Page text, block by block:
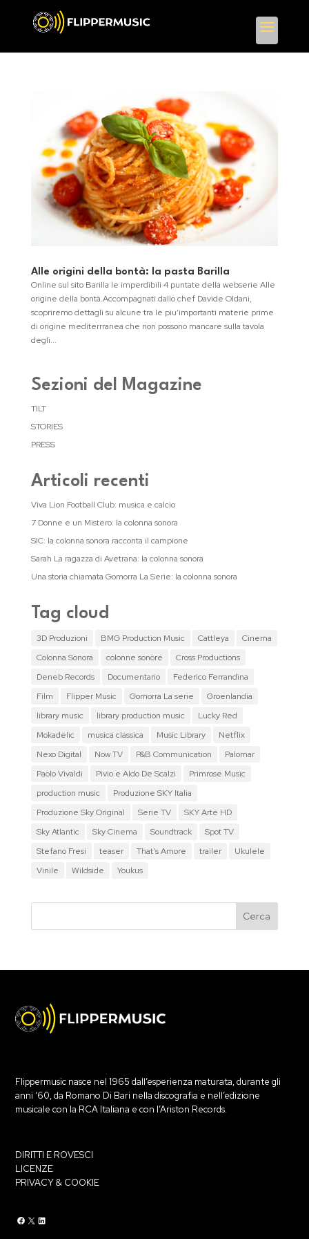
Alle origini della bontà: la pasta Barilla
Online sul sito Barilla le imperdibili 4 puntate della webserie Alle
origine della bontà.Accompagnati dallo chef Davide Oldani,
scopriremo dettagli su alcune tra le piu’importanti materie prime
di origine mediterrranea che non possono mancare sulla tavola
degli...
Sezioni del Magazine
TILT
STORIES
PRESS
Articoli recenti
Viva Lion Football Club: musica e calcio
7 Donne e un Mistero: la colonna sonora
SIC: la colonna sonora racconta il campione
Sarah La ragazza di Avetrana: la colonna sonora
Una storia chiamata Gomorra La Serie: la colonna sonora
Tag cloud
3D Produzioni BMG Production Music Cattleya
Cinema
Colonna Sonora
colonne sonore
Cross Productions
Deneb Records
Documentario
Federico Ferrandina
Film
Flipper Music Gomorra La serie
Groenlandia
library music
library production music
Lucky Red
Mokadelic
musica classica Music Library
Netflix
Nexo Digital
Now TV P&B Communication
Palomar
Paolo Vivaldi
Pivio e Aldo De Scalzi
Primrose Music
production music
Produzione SKY Italia
Produzione Sky Original
Serie TV
SKY Arte HD
Sky Atlantic
Sky Cinema Soundtrack
Spot TV
Stefano Fresi
teaser That's Amore trailer
Ukulele
Vinile
Wildside Youkus
Flippermusic nasce nel 1965 dall’esperienza maturata, durante gli
anni ‘60, da Romano Di Bari nella discografia e nell’edizione
musicale con la RCA Italiana e con l’Ariston Records.
DIRITTI E ROVESCI
LICENZE
PRIVACY & COOKIE
Flippermusic Facebook Flippermusic Twitter
Flippermusic Linkedin